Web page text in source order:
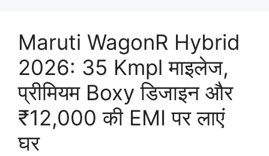
Maruti WagonR Hybrid
2026: 35 Kmpl माइलेज,
प्रीमियम Boxy डिजाइन और
₹12,000 की EMI पर लाएं
घर